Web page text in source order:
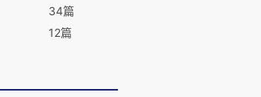
34篇
12篇